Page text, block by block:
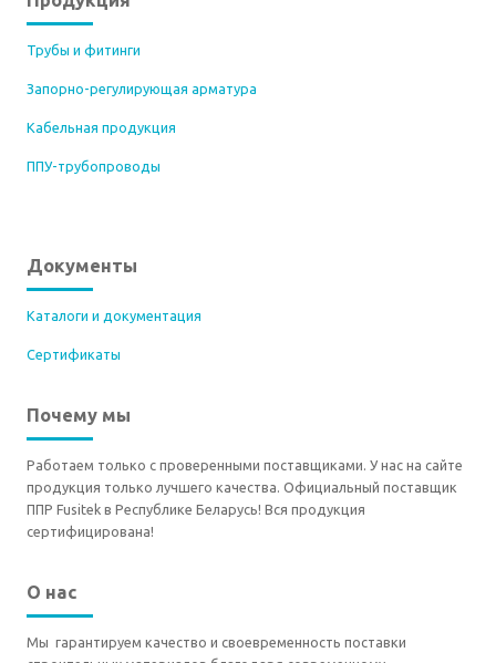
Трубы и фитинги
Запорно-регулирующая арматура
Кабельная продукция
ППУ-трубопроводы
Документы
Каталоги и документация
Сертификаты
Почему мы
Работаем только с проверенными поставщиками. У нас на сайте
продукция только лучшего качества. Официальный поставщик
ППР Fusitek в Республике Беларусь! Вся продукция
сертифицирована!
О нас
Мы гарантируем качество и своевременность поставки